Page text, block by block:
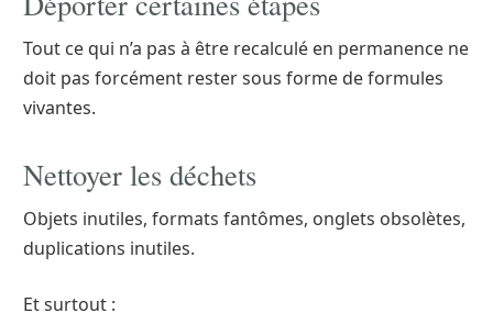
Tout ce qui n’a pas à être recalculé en permanence ne
doit pas forcément rester sous forme de formules
vivantes.
Nettoyer les déchets
Objets inutiles, formats fantômes, onglets obsolètes,
duplications inutiles.
Et surtout :